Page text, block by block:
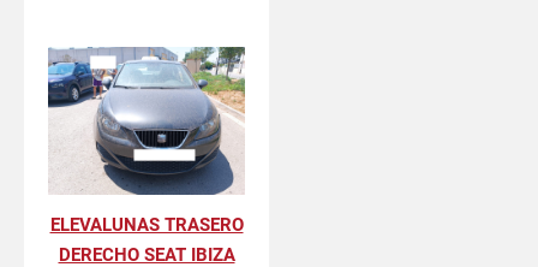
ELEVALUNAS TRASERO
DERECHO SEAT IBIZA